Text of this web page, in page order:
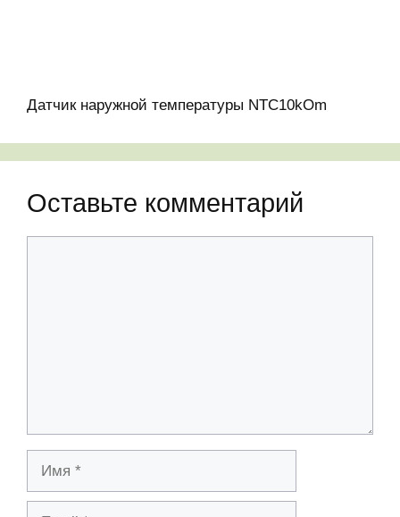
Датчик наружной температуры NTC10kOm
Оставьте комментарий